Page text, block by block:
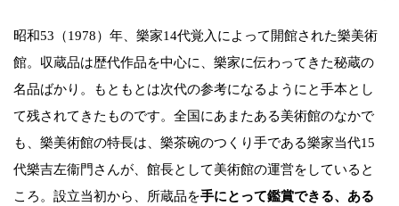
昭和53（1978）年、樂家14代覚入によって開館された樂美術
館。収蔵品は歴代作品を中心に、樂家に伝わってきた秘蔵の
名品ばかり。もともとは次代の参考になるようにと手本とし
て残されてきたものです。全国にあまたある美術館のなかで
も、樂美術館の特長は、樂茶碗のつくり手である樂家当代15
代樂吉左衞門さんが、館長として美術館の運営をしていると
ころ。設立当初から、所蔵品を手にとって鑑賞できる、ある